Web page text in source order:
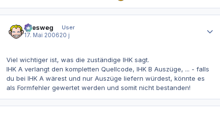
allesweg
User
17. Mai 200620 j
Viel wichtiger ist, was die zuständige IHK sagt.
IHK A verlangt den kompletten Quellcode, IHK B Auszüge, ... - falls
du bei IHK A wärest und nur Auszüge liefern würdest, könnte es
als Formfehler gewertet werden und somit nicht bestanden!